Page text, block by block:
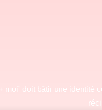
moi” doit bâtir une